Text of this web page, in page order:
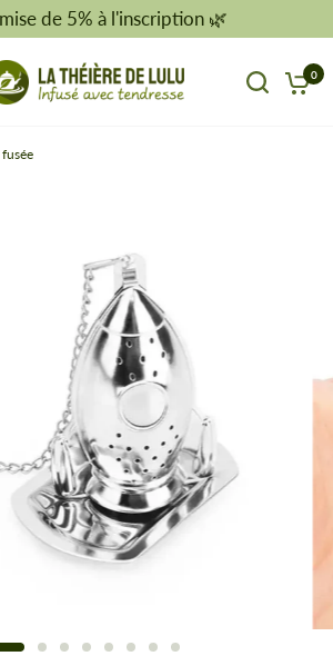
de 5% à l'inscription 🌿
0